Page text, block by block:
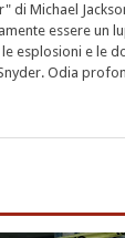
di Michael
essere un
esplosioni e le
Odia